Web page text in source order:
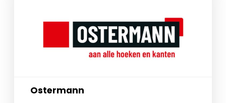
Ostermann